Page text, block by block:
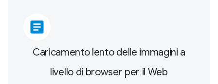
article
Caricamento lento delle immagini a
livello di browser per il Web